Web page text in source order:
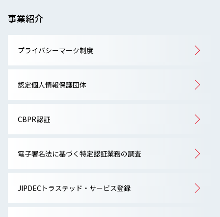
事業紹介
プライバシーマーク制度
認定個人情報保護団体
CBPR認証
電子署名法に基づく特定認証業務の調査
JIPDECトラステッド・サービス登録